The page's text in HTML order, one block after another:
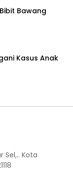
Bawang
Kasus Anak
Sel,.. Kota